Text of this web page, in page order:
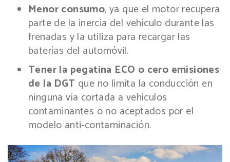
Menor consumo, ya que el motor recupera
parte de la inercia del vehículo durante las
frenadas y la utiliza para recargar las
baterías del automóvil.
Tener la pegatina ECO o cero emisiones
de la DGT que no limita la conducción en
ninguna vía cortada a vehículos
contaminantes o no aceptados por el
modelo anti-contaminación.